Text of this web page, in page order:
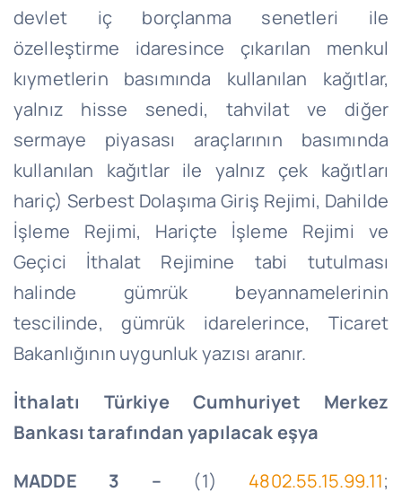
devlet iç borçlanma senetleri ile
özelleştirme idaresince çıkarılan menkul
kıymetlerin basımında kullanılan kağıtlar,
yalnız hisse senedi, tahvilat ve diğer
sermaye piyasası araçlarının basımında
kullanılan kağıtlar ile yalnız çek kağıtları
hariç) Serbest Dolaşıma Giriş Rejimi, Dahilde
İşleme Rejimi, Hariçte İşleme Rejimi ve
Geçici İthalat Rejimine tabi tutulması
halinde gümrük beyannamelerinin
tescilinde, gümrük idarelerince, Ticaret
Bakanlığının uygunluk yazısı aranır.
İthalatı Türkiye Cumhuriyet Merkez
Bankası tarafından yapılacak eşya
MADDE 3 – (1) 4802.55.15.99.11;